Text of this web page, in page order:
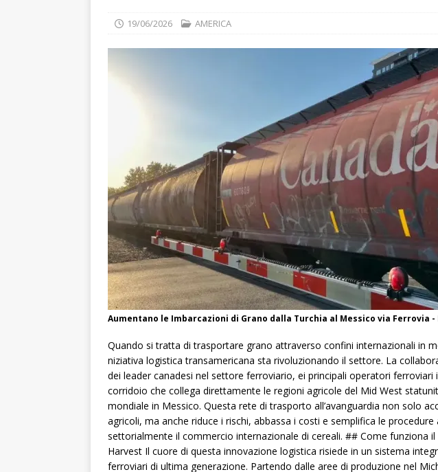
19/06/2026 AMERICA
Aumentano le Imbarcazioni di Grano dalla Turchia al Messico via Ferrovia -
Quando si tratta di trasportare grano attraverso confini internazionali in
niziativa logistica transamericana sta rivoluzionando il settore. La
dei leader canadesi nel settore ferroviario, ei principali operatori ferroviari
corridoio che collega direttamente le regioni agricole del Mid West
mondiale in Messico. Questa rete di trasporto all’avanguardia non solo
agricoli, ma anche riduce i rischi, abbassa i costi e semplifica le
settorialmente il commercio internazionale di cereali. ## Come funziona il
Harvest Il cuore di questa innovazione logistica risiede in un sistema
ferroviari di ultima generazione. Partendo dalle aree di produzione nel